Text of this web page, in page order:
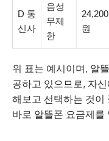
D 통
신사
음성
무제
한
24,200
원
위 표는 예시이며, 알
공하고 있으므로, 자
해보고 선택하는 것이
바로 알뜰폰 요금제를